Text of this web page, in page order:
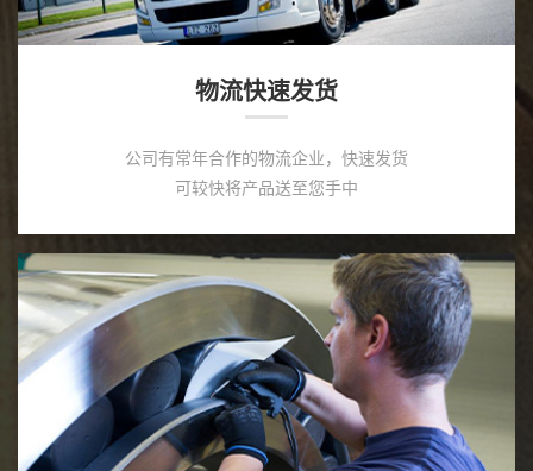
物流快速发货
公司有常年合作的物流企业，快速发货
可较快将产品送至您手中